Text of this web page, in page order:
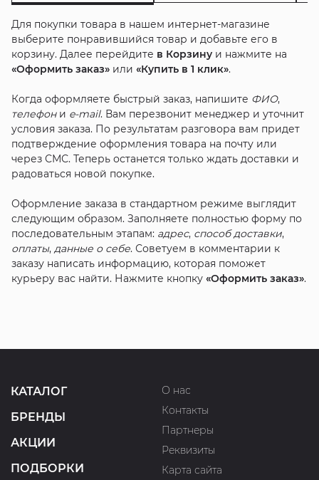
Для покупки товара в нашем интернет-магазине
выберите понравившийся товар и добавьте его в
корзину. Далее перейдите в Корзинуи нажмите на
«Оформить заказ»или «Купить в 1 клик».
Когда оформляете быстрый заказ, напишите ФИО,
телефони e-mail. Вам перезвонит менеджер и уточнит
условия заказа. По результатам разговора вам придет
подтверждение оформления товара на почту или
через СМС. Теперь останется только ждать доставки и
радоваться новой покупке.
Оформление заказа в стандартном режиме выглядит
следующим образом. Заполняете полностью форму по
последовательным этапам: адрес, способ доставки,
оплаты, данные о себе. Советуем в комментарии к
заказу написать информацию, которая поможет
курьеру вас найти. Нажмите кнопку «Оформить заказ».
КАТАЛОГ
БРЕНДЫ
АКЦИИ
ПОДБОРКИ
О нас
Контакты
Партнеры
Реквизиты
Карта сайта